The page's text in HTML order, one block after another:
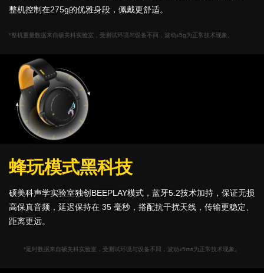
整机控制在275g的优雅身段，佩戴更舒适。
*整机重量数据来自硕美科实验室，受测试环境与设备不同，波动±5g为正常技术现象。
蜂玩模式黑科技
硕美科声学实验室独创BEEPLAY模式，蓝牙5.2技术加持，保证无损
高保真音频，延迟保持在 35 毫秒，搭配抗干扰天线，传输更稳定、
距离更远。
*延时数据来自硕美科实验室，受测试环境与设备不同，波动±5ms为正常技术现象。